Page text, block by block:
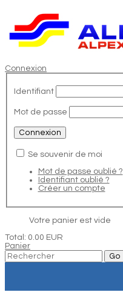
Connexion
Identifiant
Mot de passe
Se souvenir de moi
Mot de passe oublié ?
Identifiant oublié ?
Créer un compte
Votre panier est vide
Total: 0.00 EUR
Panier